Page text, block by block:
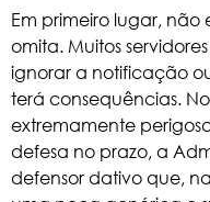
Em primeiro lugar, não
omita. Muitos
ignorar a notificação
terá consequências.
extremamente
defesa no prazo, a
defensor dativo que,